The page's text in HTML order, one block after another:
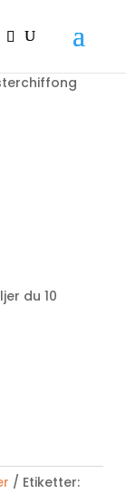
du 10
Etiketter: